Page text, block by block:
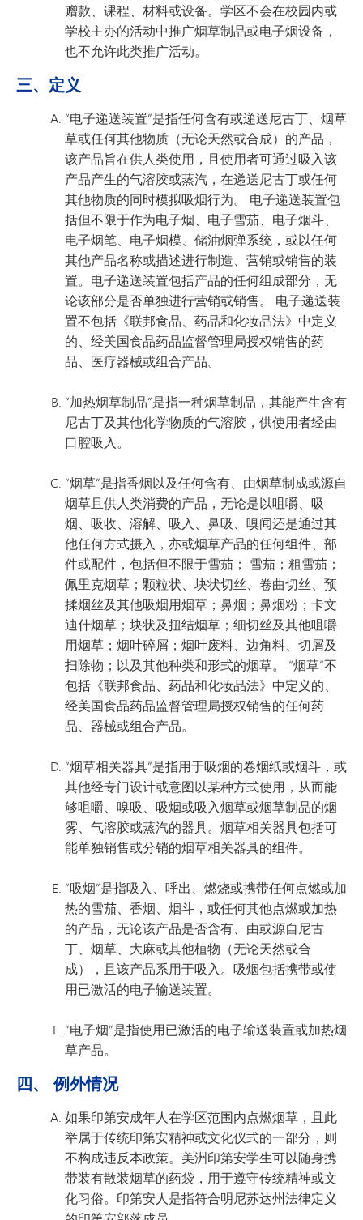
赠款、课程、材料或设备。学区不会在校园内或
学校主办的活动中推广烟草制品或电子烟设备，
也不允许此类推广活动。
三、定义
“电子递送装置”是指任何含有或递送尼古丁、烟草
草或任何其他物质（无论天然或合成）的产品，
该产品旨在供人类使用，且使用者可通过吸入该
产品产生的气溶胶或蒸汽，在递送尼古丁或任何
其他物质的同时模拟吸烟行为。 电子递送装置包
括但不限于作为电子烟、电子雪茄、电子烟斗、
电子烟笔、电子烟模、储油烟弹系统，或以任何
其他产品名称或描述进行制造、营销或销售的装
置。电子递送装置包括产品的任何组成部分，无
论该部分是否单独进行营销或销售。 电子递送装
置不包括《联邦食品、药品和化妆品法》中定义
的、经美国食品药品监督管理局授权销售的药
品、医疗器械或组合产品。
“加热烟草制品”是指一种烟草制品，其能产生含有
尼古丁及其他化学物质的气溶胶，供使用者经由
口腔吸入。
“烟草”是指香烟以及任何含有、由烟草制成或源自
烟草且供人类消费的产品，无论是以咀嚼、吸
烟、吸收、溶解、吸入、鼻吸、嗅闻还是通过其
他任何方式摄入，亦或烟草产品的任何组件、部
件或配件，包括但不限于雪茄； 雪茄；粗雪茄；
佩里克烟草；颗粒状、块状切丝、卷曲切丝、预
揉烟丝及其他吸烟用烟草；鼻烟；鼻烟粉；卡文
迪什烟草；块状及扭结烟草；细切丝及其他咀嚼
用烟草；烟叶碎屑；烟叶废料、边角料、切屑及
扫除物；以及其他种类和形式的烟草。 “烟草”不
包括《联邦食品、药品和化妆品法》中定义的、
经美国食品药品监督管理局授权销售的任何药
品、器械或组合产品。
“烟草相关器具”是指用于吸烟的卷烟纸或烟斗，或
其他经专门设计或意图以某种方式使用，从而能
够咀嚼、嗅吸、吸烟或吸入烟草或烟草制品的烟
雾、气溶胶或蒸汽的器具。烟草相关器具包括可
能单独销售或分销的烟草相关器具的组件。
“吸烟”是指吸入、呼出、燃烧或携带任何点燃或加
热的雪茄、香烟、烟斗，或任何其他点燃或加热
的产品，无论该产品是否含有、由或源自尼古
丁、烟草、大麻或其他植物（无论天然或合
成），且该产品系用于吸入。吸烟包括携带或使
用已激活的电子输送装置。
“电子烟”是指使用已激活的电子输送装置或加热烟
草产品。
四、 例外情况
如果印第安成年人在学区范围内点燃烟草，且此
举属于传统印第安精神或文化仪式的一部分，则
不构成违反本政策。美洲印第安学生可以随身携
带装有散装烟草的药袋，用于遵守传统精神或文
化习俗。印第安人是指符合明尼苏达州法律定义